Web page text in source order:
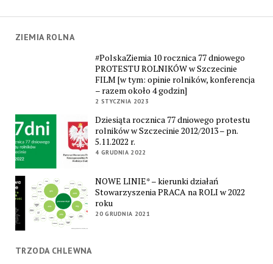
ZIEMIA ROLNA
#PolskaZiemia 10 rocznica 77 dniowego
PROTESTU ROLNIKÓW w Szczecinie
FILM [w tym: opinie rolników, konferencja
– razem około 4 godzin]
2 STYCZNIA 2023
Dziesiąta rocznica 77 dniowego protestu
rolników w Szczecinie 2012/2013 – pn.
5.11.2022 r.
4 GRUDNIA 2022
NOWE LINIE* – kierunki działań
Stowarzyszenia PRACA na ROLI w 2022
roku
20 GRUDNIA 2021
TRZODA CHLEWNA